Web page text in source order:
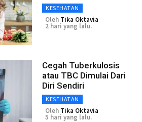
KESEHATAN
Oleh Tika Oktavia
2 hari yang lalu.
Cegah Tuberkulosis
atau TBC Dimulai Dari
Diri Sendiri
KESEHATAN
Oleh Tika Oktavia
5 hari yang lalu.